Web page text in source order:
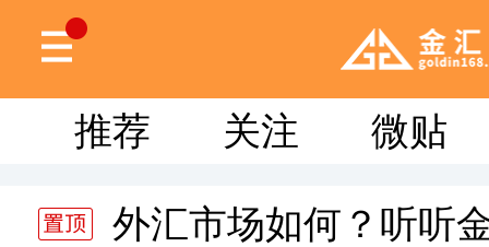
推荐 关注 微贴
外汇市场如何？听听